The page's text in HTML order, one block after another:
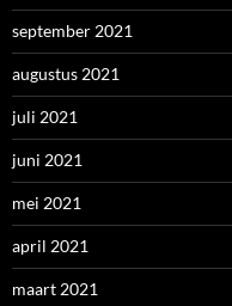
september 2021
augustus 2021
juli 2021
juni 2021
mei 2021
april 2021
maart 2021